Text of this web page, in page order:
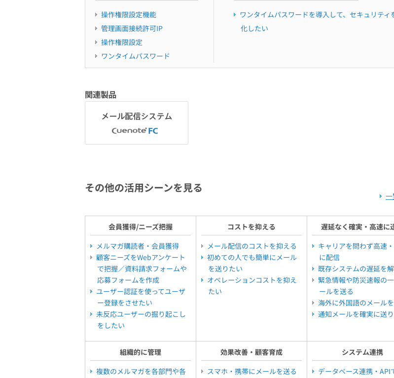
操作権限設定機能
管理画面接続許可IP
操作権限設定
ワンタイムパスワード
ワンタイムパスワードを導入して、セキュリティ
化したい
関連製品
その他の活用シーンを見る
一
会員獲得/ニーズ把握
メルマガ購読者・会員獲得
顧客ニーズをWebアンケート
で把握／資料請求フォームや
応募フォームを作成
ユーザー認証を使ってユーザ
ー登録をさせたい
未反応ユーザーの掘り起こし
をしたい
コストを抑える
メール配信のコストを抑える
初めての人でも簡単にメール
を送りたい
オペレーションコストを抑え
たい
遅延なく確実・高速に
キャリアを問わず高速
に配信
既存システムの遅延を
緊急情報や防災速報の
ールを送る
海外に外国語のメール
通知メールを確実に送
組織的に管理
複数のメルマガを各部門や各
効果改善・顧客育成
スマホ・携帯にメールを送る
システム連携
データベース連携・API